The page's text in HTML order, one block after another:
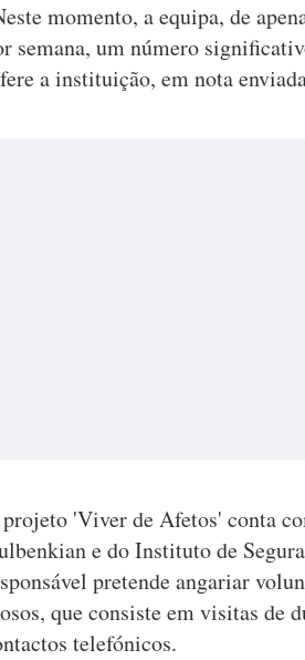
momento, a equipa, de
semana, um número
a instituição, em nota
'Viver de Afetos' conta
e do Instituto de
pretende angariar
que consiste em visitas de
telefónicos.